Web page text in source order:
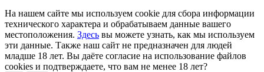
На нашем сайте мы используем cookie для сбора информации
технического характера и обрабатываем данные вашего
местоположения. Здесь вы можете узнать, как мы используем
эти данные. Также наш сайт не предназначен для людей
младше 18 лет. Вы даёте согласие на использование файлов
cookies и подтверждаете, что вам не менее 18 лет?